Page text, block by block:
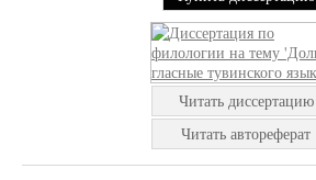
Читать диссертацию
Читать автореферат